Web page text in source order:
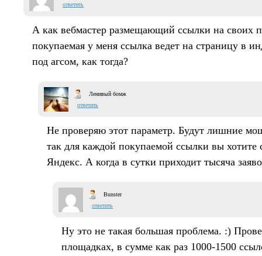
ответить
А как вебмастер размещающий ссылки на своих
покупаемая у меня ссылка ведет на страницу в
под агсом, как тогда?
Ленивый бомж
ответить
Не проверяю этот параметр. Будут лишние
так для каждой покупаемой ссылки вы хотите
Яндекс. А когда в сутки приходит тысяча
Bunster
ответить
Ну это не такая большая проблема. :)
площадках, в сумме как раз 1000-1500